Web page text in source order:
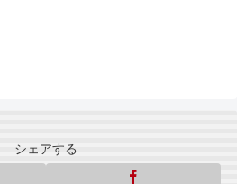
シェアする